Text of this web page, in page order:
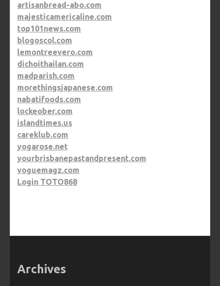
artisanbread-abo.com
majesticamericaline.com
top101news.com
blogoscol.com
lemontreevero.com
dichoithailan.com
madparish.com
morethingsjapanese.com
nabatifoods.com
lockeober.com
islandtimes.us
careklub.com
yogarose.net
yourbrisbanepastandpresent.com
voguemagz.com
Login TOTO868
Archives